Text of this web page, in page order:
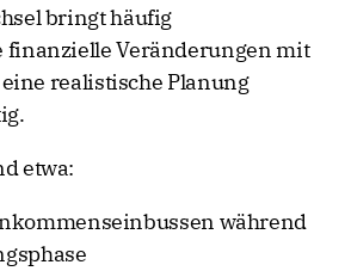
bringt häufig
finanzielle Veränderungen mit
realistische Planung
etwa:
während